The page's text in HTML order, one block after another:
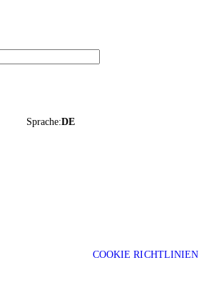
Sprache:DE
COOKIE RICHTLINIEN